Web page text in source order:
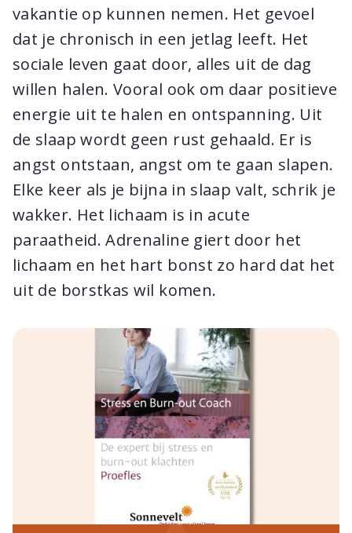
vakantie op kunnen nemen. Het gevoel
dat je chronisch in een jetlag leeft. Het
sociale leven gaat door, alles uit de dag
willen halen. Vooral ook om daar positieve
energie uit te halen en ontspanning. Uit
de slaap wordt geen rust gehaald. Er is
angst ontstaan, angst om te gaan slapen.
Elke keer als je bijna in slaap valt, schrik je
wakker. Het lichaam is in acute
paraatheid. Adrenaline giert door het
lichaam en het hart bonst zo hard dat het
uit de borstkas wil komen.